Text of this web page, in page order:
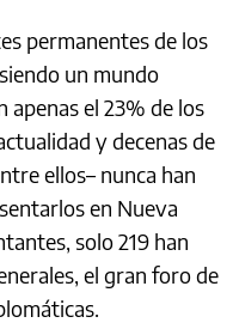
permanentes de los
un mundo
apenas el 23% de los
y decenas de
ellos– nunca han
en Nueva
solo 219 han
el gran foro de